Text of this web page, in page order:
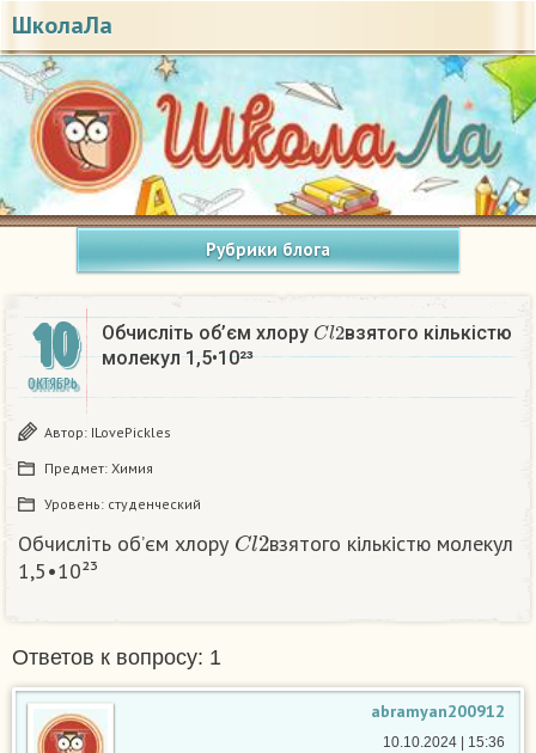
ШколаЛа
Рубрики блога
10
ОКТЯБРЬ
Обчисліть об’єм хлору Cl2взятого кількістю
молекул 1,5•10²³
Автор: ILovePickles
Предмет: Химия
Уровень: студенческий
Обчисліть об’єм хлору Cl2взятого кількістю молекул
1,5•10²³
Ответов к вопросу: 1
abramyan200912
10.10.2024 | 15:36